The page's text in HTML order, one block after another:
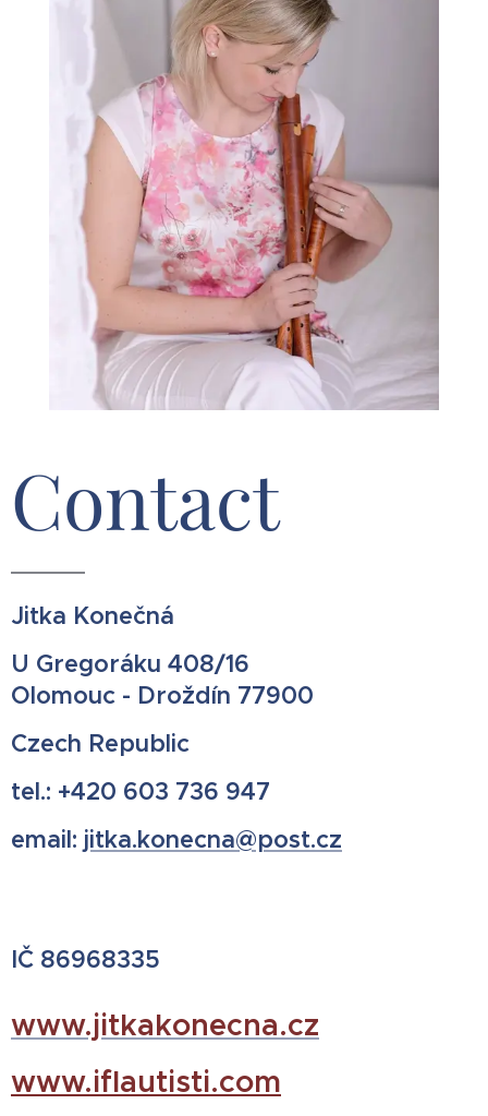
Contact
Jitka Konečná
U Gregoráku 408/16
Olomouc - Droždín 77900
Czech Republic
tel.: +420 603 736 947
email: jitka.konecna@post.cz
IČ 86968335
www.jitkakonecna.cz
www.iflautisti.com